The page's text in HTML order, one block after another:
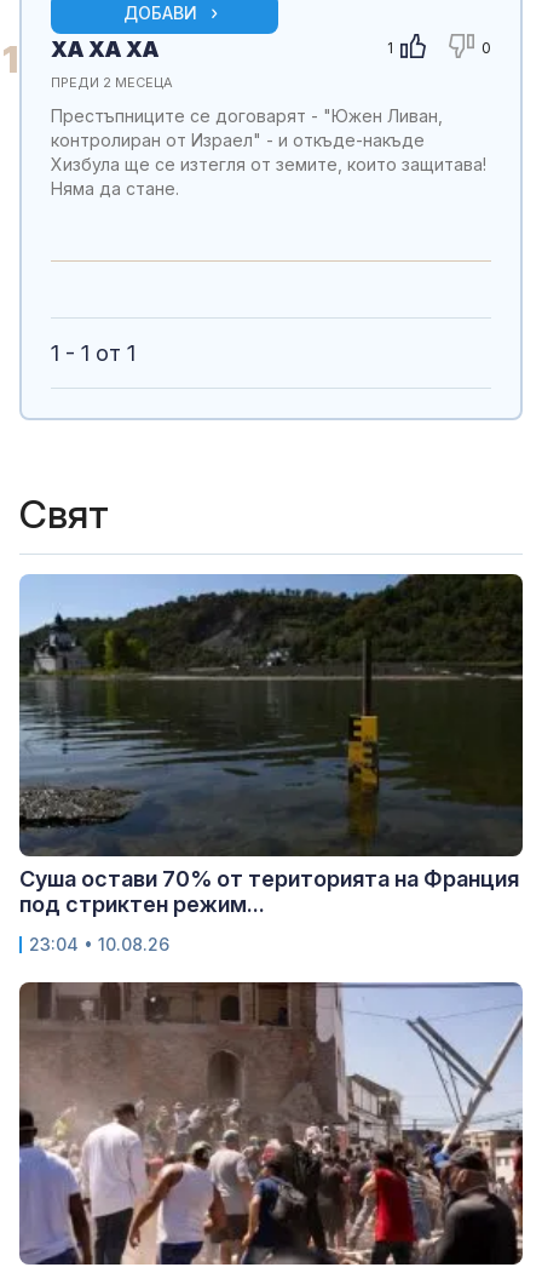
ДОБАВИ
1 1 0
ХА ХА ХА
ПРЕДИ 2 МЕСЕЦА
Престъпниците се договарят - "Южен Ливан,
контролиран от Израел" - и откъде-накъде
Хизбула ще се изтегля от земите, които защитава!
Няма да стане.
1 - 1 от 1
Свят
Суша остави 70% от територията на Франция
под стриктен режим...
23:04 • 10.08.26